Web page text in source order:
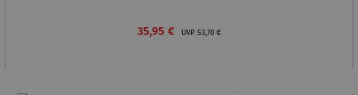
Verkaufspreis:
35,95 € UVP Regulärer Preis:
53,70 €